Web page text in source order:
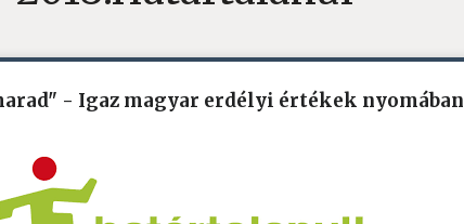
- Igaz magyar erdélyi értékek nyomában